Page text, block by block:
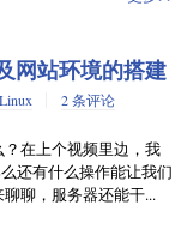
网站环境的搭建
Linux
2 条评论
在上个视频里边，我
还有什么操作能让我们
聊，服务器还能干...